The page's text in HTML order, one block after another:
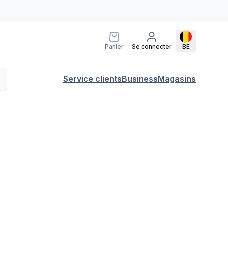
Panier Se connecter BE
Service clientsBusinessMagasins